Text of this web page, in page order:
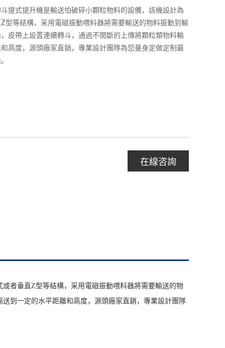
提式提升機是輸送怕破碎小顆粒物料的設備，該機設計為
型等結構，采用電磁振動喂料器將需要輸送的物料振動到輸
皮帶上設置連續轉斗，通過不間斷的上傳將顆粒類物料輸
高度，源頭廠家直銷，專業設計團隊為您量身定做定制最
在線咨詢
者垂直Z型等結構，采用電磁振動喂料器將需要輸送的物
到一定的水平距離和高度，源頭廠家直銷，專業設計團隊